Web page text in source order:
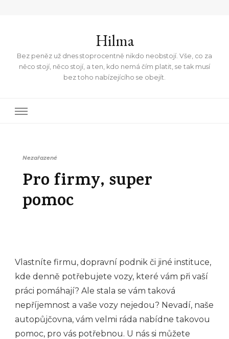
Hilma
Bez peněz už dnes stoprocentně nikdo neobstojí. Vše, co za
něco stojí, něco stojí, a ten, kdo nemá čím platit, se tak musí
bez toho nabízejícího se obejít.
Nezařazené
Pro firmy, super
pomoc
Vlastníte firmu, dopravní podnik či jiné instituce,
kde denně potřebujete vozy, které vám při vaší
práci pomáhají? Ale stala se vám taková
nepříjemnost a vaše vozy nejedou? Nevadí, naše
autopůjčovna, vám velmi ráda nabídne takovou
pomoc, pro vás potřebnou. U nás si můžete